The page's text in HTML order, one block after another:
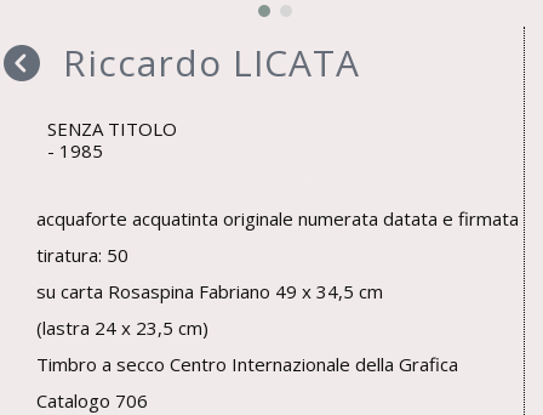
Riccardo LICATA
SENZA TITOLO
1985
acquaforte acquatinta originale numerata datata e firmata
tiratura: 50
su carta Rosaspina Fabriano 49 x 34,5 cm
(lastra 24 x 23,5 cm)
Timbro a secco Centro Internazionale della Grafica
Catalogo 706